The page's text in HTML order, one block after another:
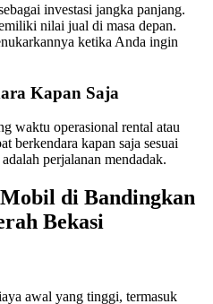
investasi jangka panjang.
nilai jual di masa depan.
ketika Anda ingin
Kapan Saja
waktu operasional rental atau
berkendara kapan saja sesuai
perjalanan mendadak.
di Bandingkan
Bekasi
awal yang tinggi, termasuk